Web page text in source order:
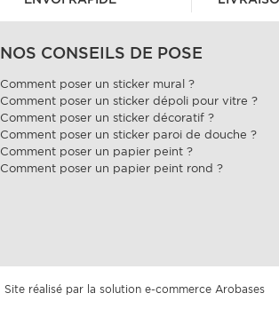
NOS CONSEILS DE POSE
Comment poser un sticker mural ?
Comment poser un sticker dépoli pour vitre ?
Comment poser un sticker décoratif ?
Comment poser un sticker paroi de douche ?
Comment poser un papier peint ?
Comment poser un papier peint rond ?
Site réalisé par la solution e-commerceArobases